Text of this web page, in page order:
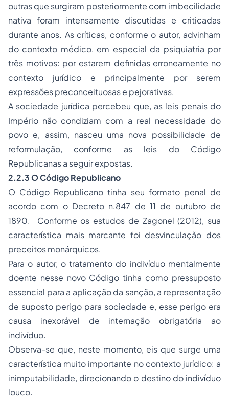
outras que surgiram posteriormente com imbecilidade
nativa foram intensamente discutidas e criticadas
durante anos. As críticas, conforme o autor, advinham
do contexto médico, em especial da psiquiatria por
três motivos: por estarem definidas erroneamente no
contexto jurídico e principalmente por serem
expressões preconceituosas e pejorativas.
A sociedade jurídica percebeu que, as leis penais do
Império não condiziam com a real necessidade do
povo e, assim, nasceu uma nova possibilidade de
reformulação, conforme as leis do Código
Republicanas a seguir expostas.
2.2.3 O Código Republicano
O Código Republicano tinha seu formato penal de
acordo com o Decreto n.847 de 11 de outubro de
1890. Conforme os estudos de Zagonel (2012), sua
característica mais marcante foi desvinculação dos
preceitos monárquicos.
Para o autor, o tratamento do indivíduo mentalmente
doente nesse novo Código tinha como pressuposto
essencial para a aplicação da sanção, a representação
de suposto perigo para sociedade e, esse perigo era
causa inexorável de internação obrigatória ao
indivíduo.
Observa-se que, neste momento, eis que surge uma
característica muito importante no contexto jurídico: a
inimputabilidade, direcionando o destino do indivíduo
louco.